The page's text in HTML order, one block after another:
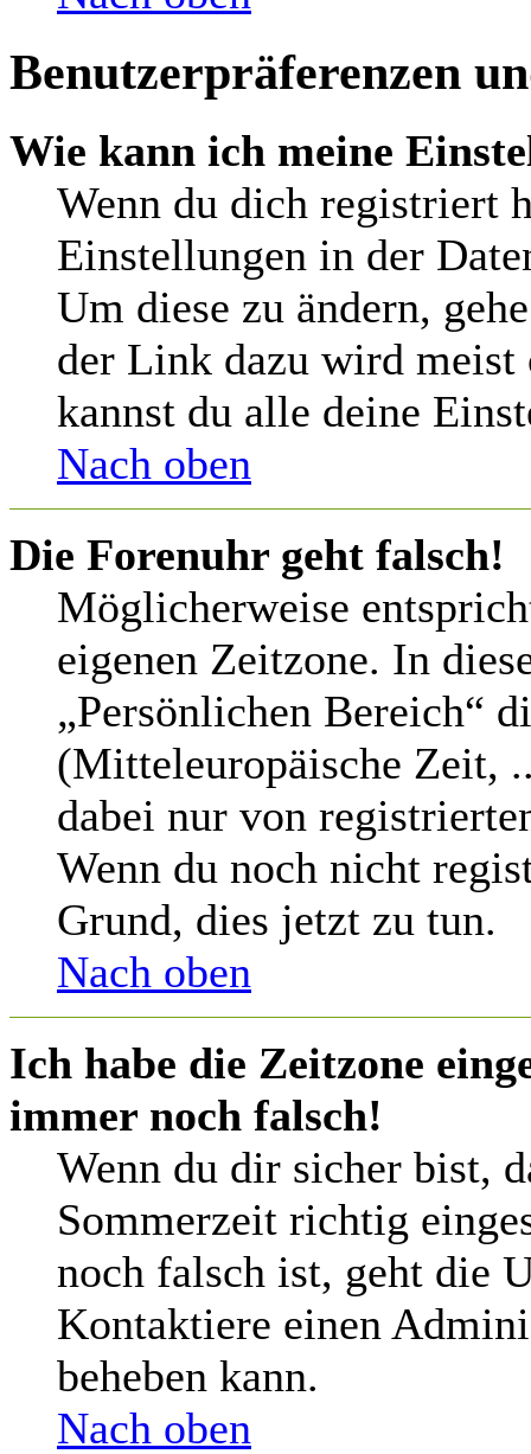
Benutzerpräferenzen
Wie kann ich meine
Wenn du dich registriert
Einstellungen in der
Um diese zu ändern,
der Link dazu wird meist
kannst du alle deine
Nach oben
Die Forenuhr geht falsch!
Möglicherweise
eigenen Zeitzone. In
„Persönlichen Bereich“
(Mitteleuropäische Zeit,
dabei nur von
Wenn du noch nicht
Grund, dies jetzt zu tun.
Nach oben
Ich habe die Zeitzone
immer noch falsch!
Wenn du dir sicher bist,
Sommerzeit richtig
noch falsch ist, geht die
Kontaktiere einen
beheben kann.
Nach oben